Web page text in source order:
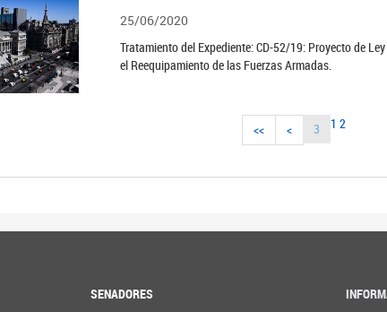
25/06/2020
Tratamiento del Expediente: CD-52/19: Proyecto de
el Reequipamiento de las Fuerzas Armadas.
<< < 1 2
3
SENADORES